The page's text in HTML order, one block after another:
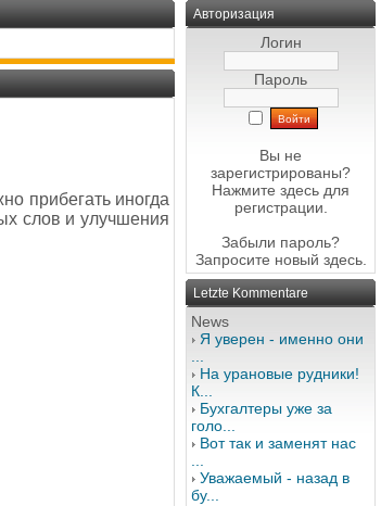
прибегать иногда
слов и улучшения
Авторизация
Логин
Пароль
Вы не
зарегистрированы?
Нажмите здесь для
регистрации.
Забыли пароль?
Запросите новый здесь.
Letzte Kommentare
News
Я уверен - именно они
На урановые рудники!
К...
Бухгалтеры уже за
голо...
Вот так и заменят нас
Уважаемый - назад в
бу...